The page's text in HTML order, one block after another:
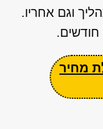
וגם אחריו.
מחיר